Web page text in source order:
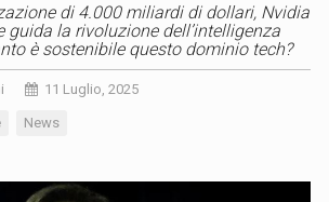
di 4.000 miliardi di dollari, Nvidia
guida la rivoluzione dell’intelligenza
è sostenibile questo dominio tech?
11 Luglio, 2025
News